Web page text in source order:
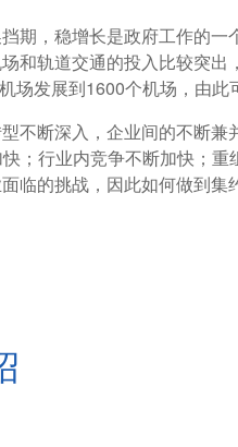
，稳增长是政府工作的一
和轨道交通的投入比较突
场发展到1600个机场，由
断深入，企业间的不断兼
；行业内竞争不断加快；
临的挑战，因此如何做到